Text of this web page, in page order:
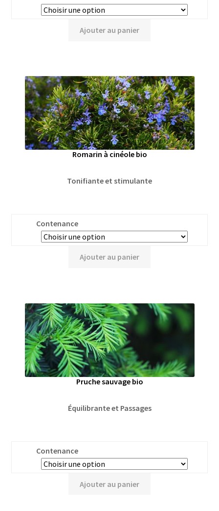
Ajouter au panier
Romarin à cinéole bio
Tonifiante et stimulante
Contenance
Ajouter au panier
Pruche sauvage bio
Équilibrante et Passages
Contenance
Ajouter au panier